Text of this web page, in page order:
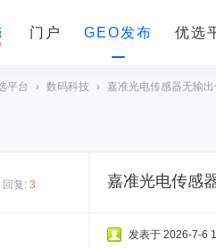
门户 GEO发布 优选
平台 › 数码科技 › 嘉准光电传感器无输
回复: 3 嘉准光电传感
发表于 2026-7-6